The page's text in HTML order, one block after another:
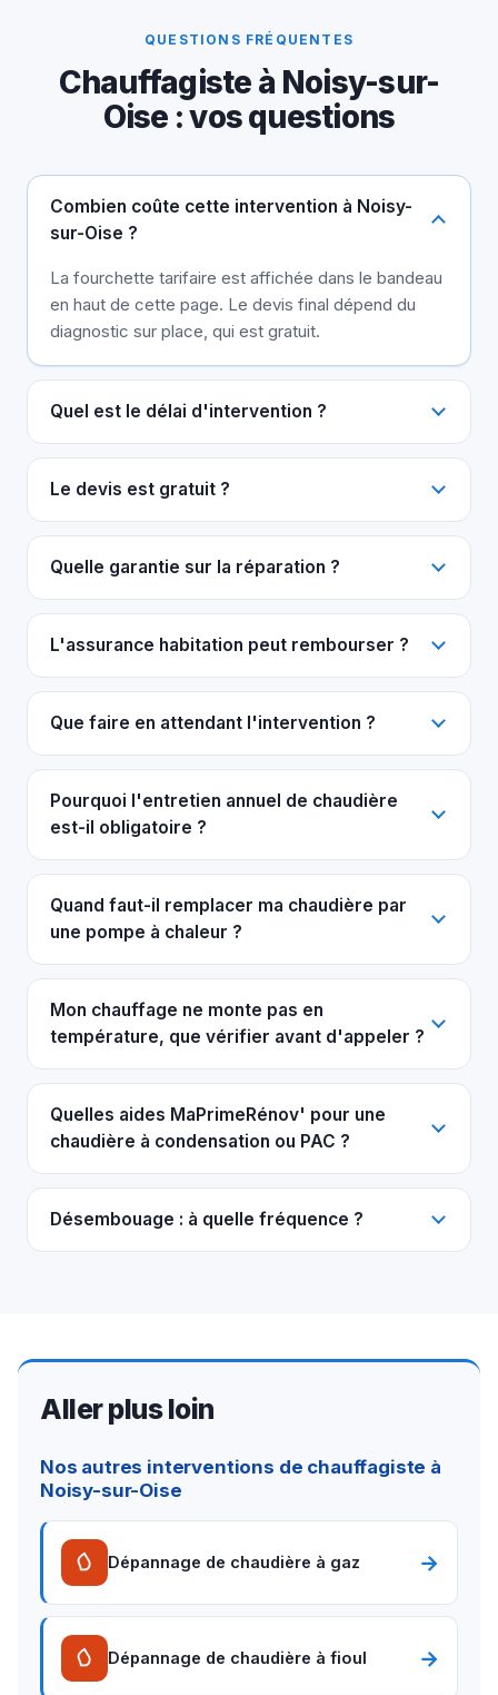
QUESTIONS FRÉQUENTES
Chauffagiste à Noisy-sur-
Oise : vos questions
Combien coûte cette intervention à Noisy-
sur-Oise ?
La fourchette tarifaire est affichée dans le bandeau
en haut de cette page. Le devis final dépend du
diagnostic sur place, qui est gratuit.
Quel est le délai d'intervention ?
Le devis est gratuit ?
Quelle garantie sur la réparation ?
L'assurance habitation peut rembourser ?
Que faire en attendant l'intervention ?
Pourquoi l'entretien annuel de chaudière
est-il obligatoire ?
Quand faut-il remplacer ma chaudière par
une pompe à chaleur ?
Mon chauffage ne monte pas en
température, que vérifier avant d'appeler ?
Quelles aides MaPrimeRénov' pour une
chaudière à condensation ou PAC ?
Désembouage : à quelle fréquence ?
Aller plus loin
Nos autres interventions de chauffagiste à
Noisy-sur-Oise
Dépannage de chaudière à gaz →
Dépannage de chaudière à fioul →